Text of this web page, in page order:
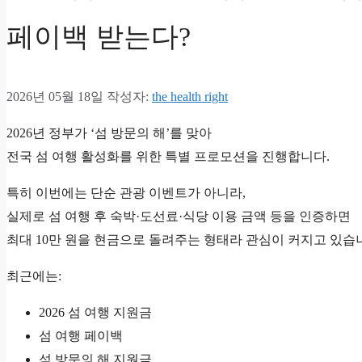
페이백 받는다?
2026년 05월 18일 작성자: the health right
2026년 정부가 ‘섬 방문의 해’를 맞아
전국 섬 여행 활성화를 위한 특별 프로모션을 진행합니다.
특히 이번에는 단순 관광 이벤트가 아니라,
실제로 섬 여행 후 숙박·도선료·식당 이용 금액 등을 인증하면
최대 10만 원을 현금으로 돌려주는 형태라 관심이 커지고 있습
최근에는:
2026 섬 여행 지원금
섬 여행 페이백